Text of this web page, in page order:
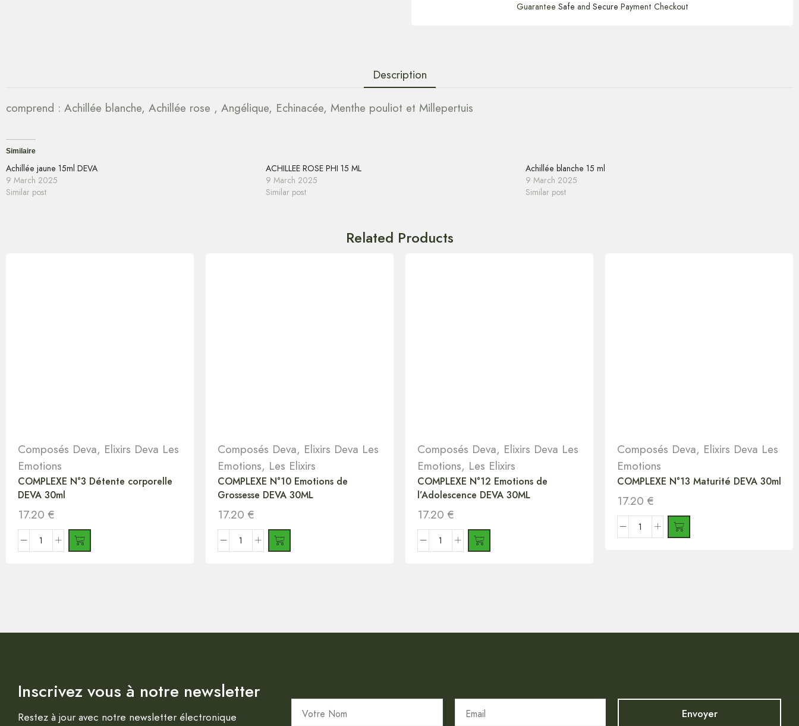
Guarantee Safe and Secure Payment Checkout
Description
comprend : Achillée blanche, Achillée rose , Angélique, Echinacée, Menthe pouliot et Millepertuis
Similaire
Achillée jaune 15ml DEVA
9 March 2025
Similar post
ACHILLEE ROSE PHI 15 ML
9 March 2025
Similar post
Achillée blanche 15 ml
9 March 2025
Similar post
Related Products
Composés Deva, Elixirs Deva Les
Emotions
COMPLEXE N°3 Détente corporelle
DEVA 30ml
17.20 €
Composés Deva, Elixirs Deva Les
Emotions, Les Elixirs
COMPLEXE N°10 Emotions de
Grossesse DEVA 30ML
17.20 €
Composés Deva, Elixirs Deva Les
Emotions, Les Elixirs
COMPLEXE N°12 Emotions de
l’Adolescence DEVA 30ML
17.20 €
Composés Deva, Elixirs Deva Les
Emotions
COMPLEXE N°13 Maturité DEVA 30ml
17.20 €
Inscrivez vous à notre newsletter
Restez à jour avec notre newsletter électronique